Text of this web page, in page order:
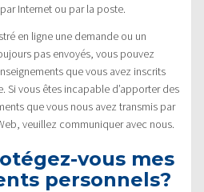
Internet ou par la poste.
en ligne une demande ou un
pas envoyés, vous pouvez
que vous avez inscrits
Si vous êtes incapable d’apporter des
que vous nous avez transmis par
veuillez communiquer avec nous.
vous mes
personnels?